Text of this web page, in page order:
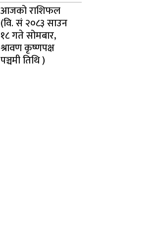
आजको राशिफल
(वि. सं २०८३ साउन
१८ गते सोमबार,
श्रावण कृष्णपक्ष
पञ्चमी तिथि )